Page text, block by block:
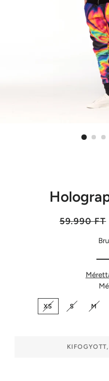
Listaár
59.990 FT
XS S M